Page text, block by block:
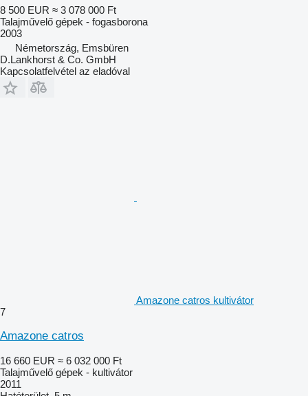
8 500 EUR ≈ 3 078 000 Ft
Talajművelő gépek - fogasborona
2003
Németország, Emsbüren
D.Lankhorst & Co. GmbH
Kapcsolatfelvétel az eladóval
Amazone catros kultivátor
7
Amazone catros
16 660 EUR ≈ 6 032 000 Ft
Talajművelő gépek - kultivátor
2011